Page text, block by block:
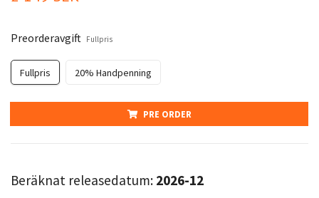
Preorderavgift Fullpris
Fullpris 20% Handpenning
PRE ORDER
Beräknat releasedatum: 2026-12